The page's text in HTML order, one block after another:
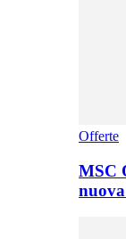
Offerte
MSC